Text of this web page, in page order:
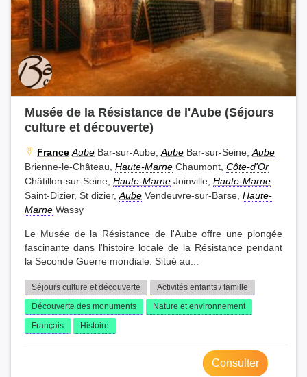
Musée de la Résistance de l'Aube (Séjours
culture et découverte)
France Aube Bar-sur-Aube, Aube Bar-sur-Seine, Aube
Brienne-le-Château, Haute-Marne Chaumont, Côte-d'Or
Châtillon-sur-Seine, Haute-Marne Joinville, Haute-Marne
Saint-Dizier, St dizier, Aube Vendeuvre-sur-Barse, Haute-
Marne Wassy
Le Musée de la Résistance de l'Aube offre une plongée
fascinante dans l'histoire locale de la Résistance pendant
la Seconde Guerre mondiale. Situé au...
Séjours culture et découverte
Activités enfants / famille
Découverte des monuments
Nature et environnement
Français
Histoire
Consulter